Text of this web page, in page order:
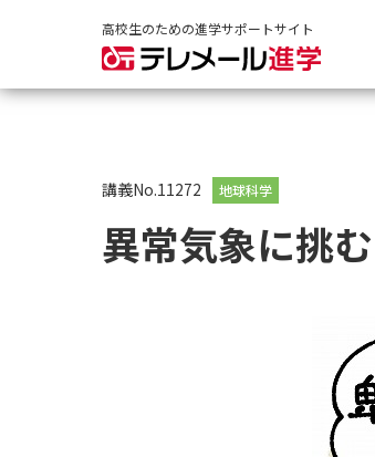
高校生のための進学サポートサイト
講義No.11272 地球科学
異常気象に挑